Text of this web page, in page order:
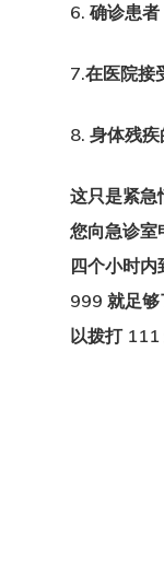
6. 确诊患者
7.在医院接
8. 身体残疾
这只是紧急
您向急诊室
四个小时
999 就足够
以拨打 111